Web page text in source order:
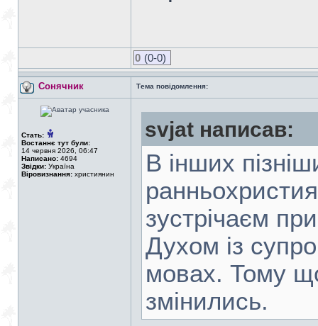
0 (0-0)
Сонячник Тема повідомлення:
Стать:
Востаннє тут були:
14 червня 2026, 06:47
Написано: 4694
Звідки: Україна
Віровизнання: християнин
svjat написав:
В інших
зустрічаєм
Духом із
мовах. Тому
змінились.